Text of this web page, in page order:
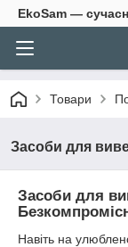
EkoSam —
Товари
Засоби для
Засоби для
Навіть на